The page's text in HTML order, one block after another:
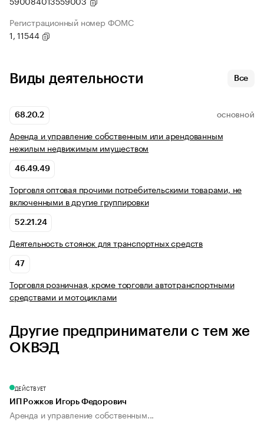
Регистрационный номер ФОМС
1, 11544
Виды деятельности Все
68.20.2 ОСНОВНОЙ
Аренда и управление собственным или арендованным
нежилым недвижимым имуществом
46.49.49
Торговля оптовая прочими потребительскими товарами, не
включенными в другие группировки
52.21.24
Деятельность стоянок для транспортных средств
47
Торговля розничная, кроме торговли автотранспортными
средствами и мотоциклами
Другие предприниматели с тем же
ОКВЭД
ДЕЙСТВУЕТ
ИП Рожков Игорь Федорович
Аренда и управление собственным...